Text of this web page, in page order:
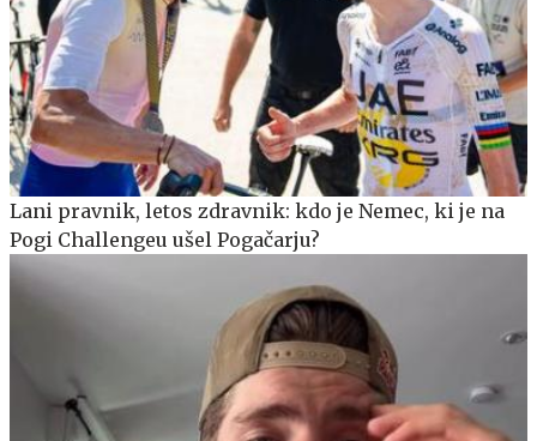
Lani pravnik, letos zdravnik: kdo je Nemec, ki je na
Pogi Challengeu ušel Pogačarju?